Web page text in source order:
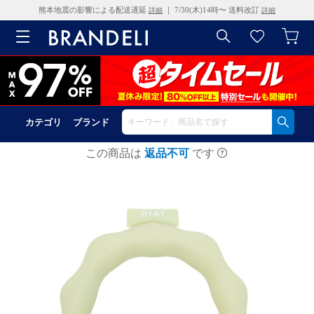
熊本地震の影響による配送遅延 詳細 ｜ 7/30(木)14時〜 送料改訂 詳細
カテゴリ ブランド
この商品は 返品不可 です